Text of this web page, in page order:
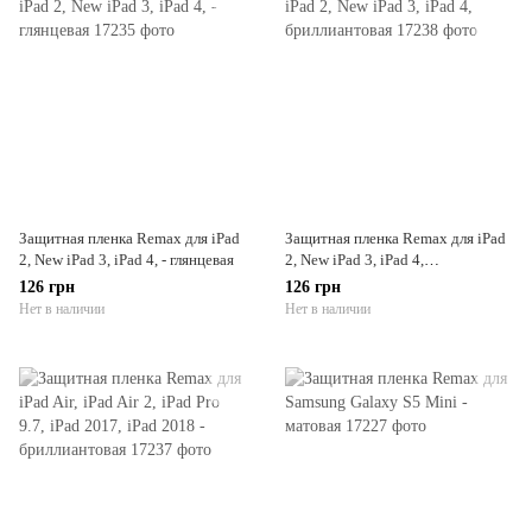
Защитная пленка Remax для iPad
2, New iPad 3, iPad 4, - глянцевая
126 грн
Нет в наличии
Защитная пленка Remax для iPad
2, New iPad 3, iPad 4,
бриллиантовая
126 грн
Нет в наличии